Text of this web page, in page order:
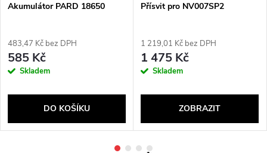
Akumulátor PARD 18650
483,47 Kč bez DPH
585 Kč
Skladem
DO KOŠÍKU
Přísvit pro NV007SP2
1 219,01 Kč bez DPH
1 475 Kč
Skladem
ZOBRAZIT